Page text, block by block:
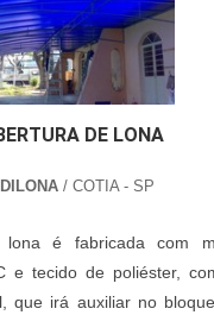
DE LONA
/ COTIA - SP
é fabricada com
e tecido de poliéster,
que irá auxiliar no